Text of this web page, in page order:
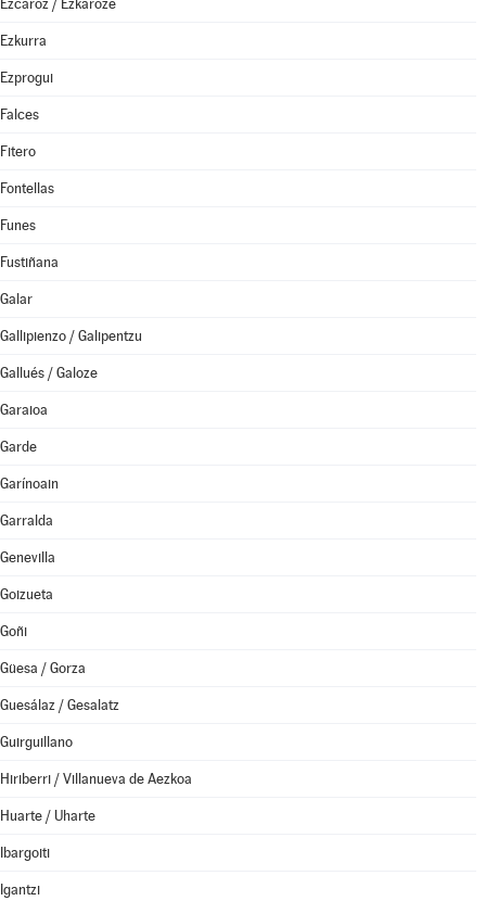
Ezcároz / Ezkaroze
Ezkurra
Ezprogui
Falces
Fitero
Fontellas
Funes
Fustiñana
Galar
Gallipienzo / Galipentzu
Gallués / Galoze
Garaioa
Garde
Garínoain
Garralda
Genevilla
Goizueta
Goñi
Güesa / Gorza
Guesálaz / Gesalatz
Guirguillano
Hiriberri / Villanueva de Aezkoa
Huarte / Uharte
Ibargoiti
Igantzi